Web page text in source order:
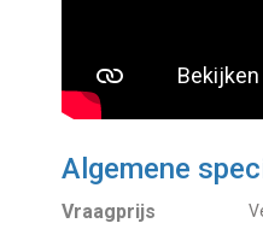
Algemene
Vraagprijs